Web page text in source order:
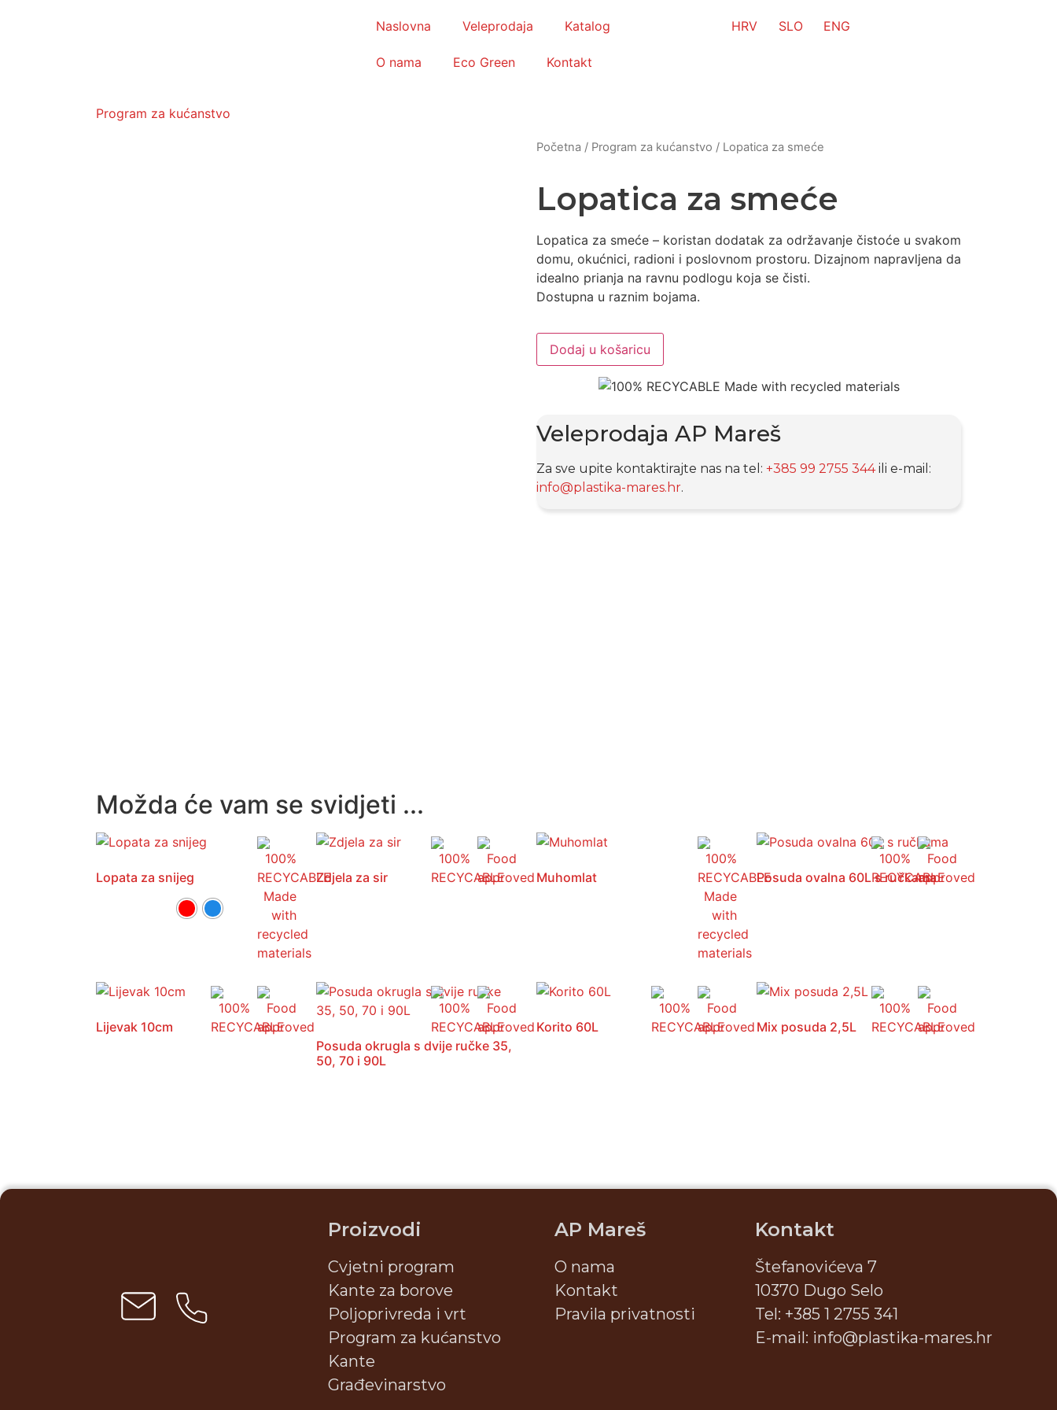
Naslovna Veleprodaja Katalog
O nama Eco Green Kontakt
HRV SLO ENG
Program za kućanstvo
Početna / Program za kućanstvo / Lopatica za smeće
Lopatica za smeće
Lopatica za smeće – koristan dodatak za održavanje čistoće u svakom
domu, okućnici, radioni i poslovnom prostoru. Dizajnom napravljena da
idealno prianja na ravnu podlogu koja se čisti.
Dostupna u raznim bojama.
Dodaj u košaricu
Veleprodaja AP Mareš
Za sve upite kontaktirajte nas na tel: +385 99 2755 344ili e-mail:
info@plastika-mares.hr.
Možda će vam se svidjeti ...
Lopata za snijeg Zdjela za sir Muhomlat Posuda ovalna 60L s ručkama
Lijevak 10cm
Posuda okrugla s dvije ručke 35,
50, 70 i 90L
Korito 60L Mix posuda 2,5L
Proizvodi
Cvjetni program
Kante za borove
Poljoprivreda i vrt
Program za kućanstvo
Kante
Građevinarstvo
AP Mareš
O nama
Kontakt
Pravila privatnosti
Kontakt
Štefanovićeva 7
10370 Dugo Selo
Tel: +385 1 2755 341
E-mail: info@plastika-mares.hr